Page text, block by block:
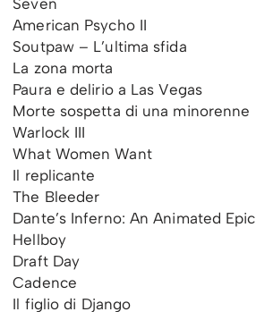
American Psycho II
Soutpaw – L’ultima sfida
La zona morta
Paura e delirio a Las Vegas
Morte sospetta di una minorenne
Warlock III
What Women Want
Il replicante
The Bleeder
Dante’s Inferno: An Animated Epic
Hellboy
Draft Day
Cadence
Il figlio di Django